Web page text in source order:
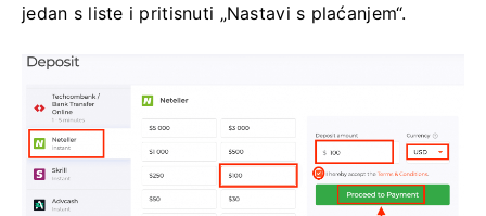
jedan s liste i pritisnuti „Nastavi s plaćanjem“.